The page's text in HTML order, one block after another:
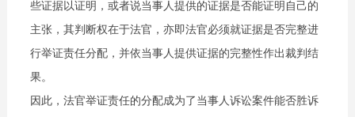
些证据以证明，或者说当事人提供的证据是否能证明自己的
主张，其判断权在于法官，亦即法官必须就证据是否完整进
行举证责任分配，并依当事人提供证据的完整性作出裁判结
果。
因此，法官举证责任的分配成为了当事人诉讼案件能否胜诉